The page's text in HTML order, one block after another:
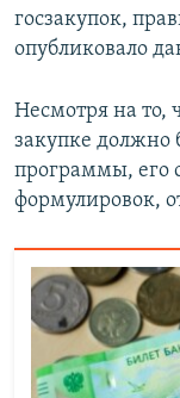
госзакупок,
опубликовало
Несмотря на то,
закупке должно
программы, его
формулировок,